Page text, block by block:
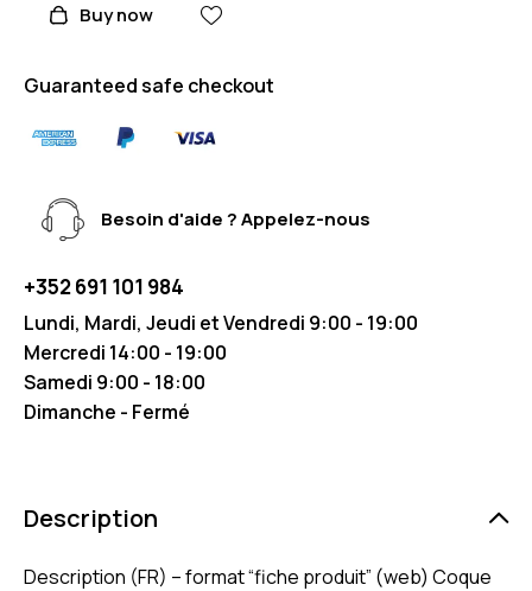
Buy now
Guaranteed safe checkout
Besoin d'aide ? Appelez-nous
+352 691 101 984
Lundi, Mardi, Jeudi et Vendredi 9:00 - 19:00
Mercredi 14:00 - 19:00
Samedi 9:00 - 18:00
Dimanche - Fermé
Description
Description (FR) – format “fiche produit” (web) Coque